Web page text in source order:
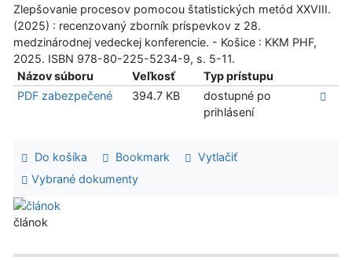
Zlepšovanie procesov pomocou štatistických metód XXVIII.
(2025) : recenzovaný zborník príspevkov z 28.
medzinárodnej vedeckej konferencie. - Košice : KKM PHF,
2025. ISBN 978-80-225-5234-9, s. 5-11.
Názov súboru
Veľkosť
Typ prístupu
PDF zabezpečené
394.7 KB
dostupné po
prihlásení
Do košíka Bookmark
Vytlačiť
Vybrané dokumenty
článok